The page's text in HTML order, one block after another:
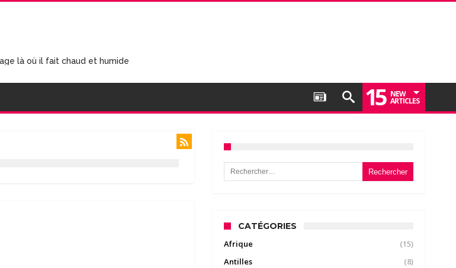
là où il fait chaud et humide
15 NEW
ARTICLES
Rechercher :
CATÉGORIES
Afrique
(15)
Antilles
(8)